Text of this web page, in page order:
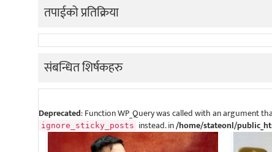
तपाईको प्रतिक्रिया
संबन्धित शिर्षकहरु
Deprecated: Function WP_Query was called with an argument
ignore_sticky_posts instead. in/home/stateonl/